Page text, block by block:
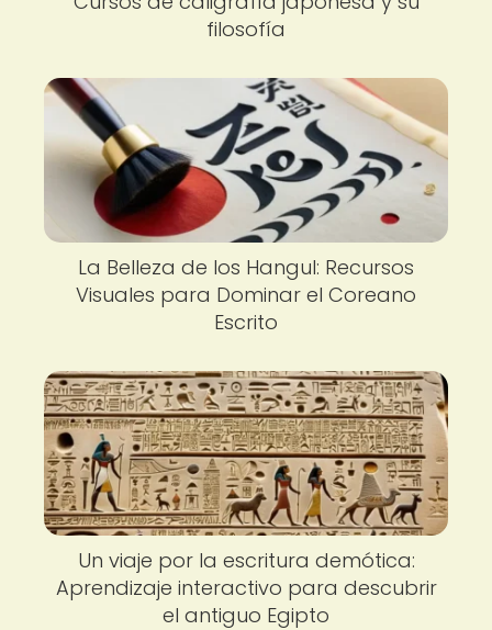
filosofía
La Belleza de los Hangul: Recursos
Visuales para Dominar el Coreano
Escrito
Un viaje por la escritura demótica:
Aprendizaje interactivo para descubrir
el antiguo Egipto